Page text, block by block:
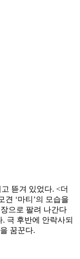
뜯겨 있었다. <더
‘마티’의 모습을
으로 팔려 나간다
극 후반에 안락사되
꿈꾼다.